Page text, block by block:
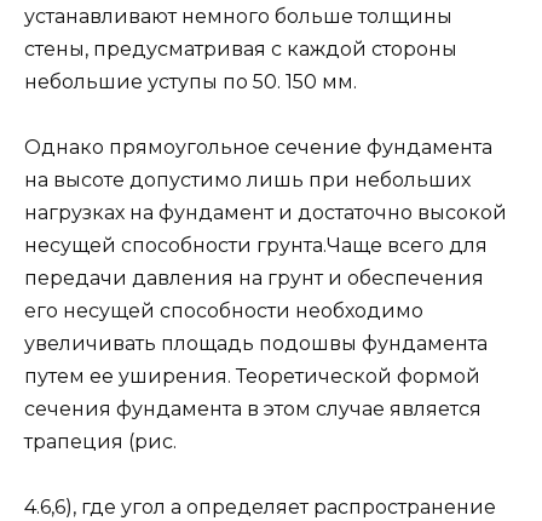
устанавливают немно­го больше толщины
стены, предусматри­вая с каждой стороны
небольшие уступы по 50. 150 мм.
Однако прямоугольное се­чение фундамента
на высоте допустимо лишь при небольших
нагрузках на фунда­мент и достаточно высокой
несущей спо­собности грунта.Чаще всего для
передачи давления на грунт и обеспечения
его несущей способ­ности необходимо
увеличивать площадь подошвы фундамента
путем ее уширения. Теоретической формой
сечения фунда­мента в этом случае является
трапеция (рис.
4.6,6), где угол а определяет рас­пространение